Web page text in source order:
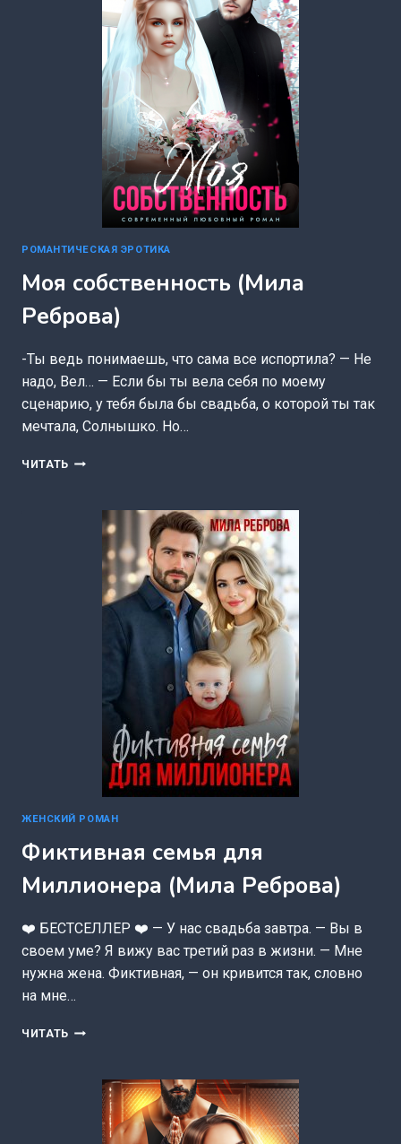
РОМАНТИЧЕСКАЯ ЭРОТИКА
Моя собственность (Мила
Реброва)
-Ты ведь понимаешь, что сама все испортила? — Не
надо, Вел… — Если бы ты вела себя по моему
сценарию, у тебя была бы свадьба, о которой ты так
мечтала, Солнышко. Но…
ЧИТАТЬ МОЯ
РЕБРОВА)
ЖЕНСКИЙ РОМАН
Фиктивная семья для
Миллионера (Мила Реброва)
❤️ БЕСТСЕЛЛЕР ❤️ — У нас свадьба завтра. — Вы в
своем уме? Я вижу вас третий раз в жизни. — Мне
нужна жена. Фиктивная, — он кривится так, словно
на мне…
ЧИТАТЬ ФИКТИВНАЯ
МИЛЛИОНЕРА
(МИЛА
РЕБРОВА)